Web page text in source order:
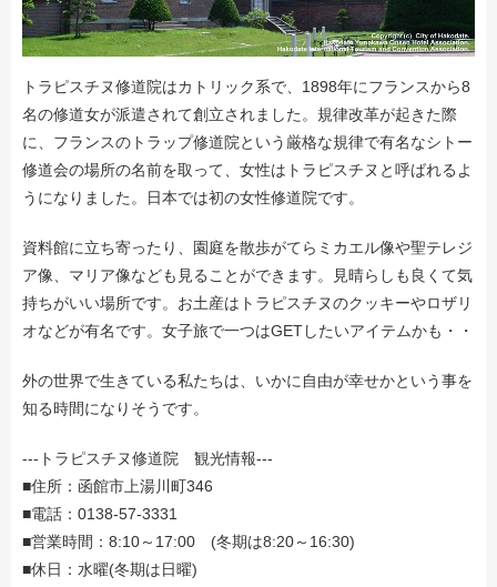
トラピスチヌ修道院はカトリック系で、1898年にフランスから8
名の修道女が派遣されて創立されました。規律改革が起きた際
に、フランスのトラップ修道院という厳格な規律で有名なシトー
修道会の場所の名前を取って、女性はトラピスチヌと呼ばれるよ
うになりました。日本では初の女性修道院です。
資料館に立ち寄ったり、園庭を散歩がてらミカエル像や聖テレジ
ア像、マリア像なども見ることができます。見晴らしも良くて気
持ちがいい場所です。お土産はトラピスチヌのクッキーやロザリ
オなどが有名です。女子旅で一つはGETしたいアイテムかも・・
外の世界で生きている私たちは、いかに自由が幸せかという事を
知る時間になりそうです。
---トラピスチヌ修道院 観光情報---
■住所：函館市上湯川町346
■電話：0138-57-3331
■営業時間：8:10～17:00 (冬期は8:20～16:30)
■休日：水曜(冬期は日曜)